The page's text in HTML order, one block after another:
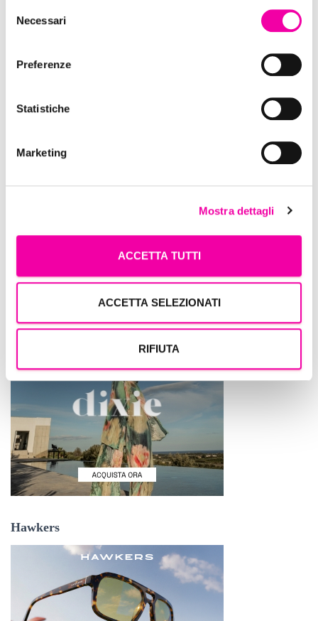
delNecessari
Preferenze
Statistiche
Marketing
Mostra dettagli
ACCETTA TUTTI
ACCETTA SELEZIONATI
RIFIUTA
Hawkers